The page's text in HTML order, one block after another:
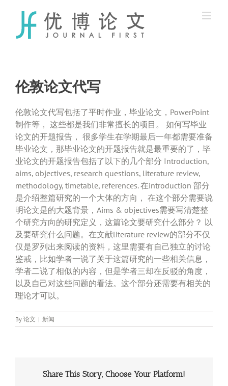
content
伦敦论文代写
伦敦论文代写包括了平时作业，毕业论文，PowerPoint
制作等， 这些都是我们非常擅长的项目。 如何写毕业
论文的开题报告， 很多学生在学期最后一年都需要准备
毕业论文，那毕业论文的开题报告就是最重要的了，毕
业论文的开题报告包括了以下的几个部分 Introduction,
aims, objectives, research questions, literature review,
methodology, timetable, references. 在introduction 部分
是介绍整篇研究的一个大体的方向， 在这个部分需要说
明论文是的大题背景，Aims & objectives需要写清楚整
个研究方向的研究定义，这篇论文要研究什么部分？ 以
及要研究什么问题。在文献literature review的部分不仅
仅是罗列出来阅读的资料，这里需要有自己独立的讨论
鉴戒，比如学者一说了关于这篇研究的一些相关信息，
学者二说了相似的内容，但是学者三却在反驳的角度，
以及自己对这些问题的看法。这个部分还需要有相关的
理论才可以。
By 论文 | 新闻
Share This Story, Choose Your Platform!